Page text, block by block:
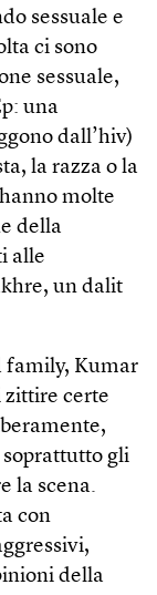
sessuale e
ci sono
sessuale,
una
dall’hiv)
la razza o la
molte
della
alle
un dalit
family, Kumar
zittire certe
gli
la scena.
con
della